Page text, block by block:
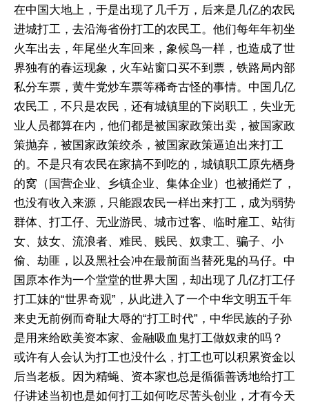
在中国大地上，于是出现了几千万，后来是几亿的农民
进城打工，去沿海省份打工的农民工。他们每年年初坐
火车出去，年尾坐火车回来，象候鸟一样，也造成了世
界独有的春运现象，火车站窗口买不到票，铁路局内部
私分车票，黄牛党炒车票等稀奇古怪的事情。中国几亿
农民工，不只是农民，还有城镇里的下岗职工，失业无
业人员都算在内，他们都是被国家政策出卖，被国家政
策抛弃，被国家政策绞杀，被国家政策逼迫出来打工
的。不是只有农民在家搞不到吃的，城镇职工原先栖身
的窝（国营企业、乡镇企业、集体企业）也被捅烂了，
也没有收入来源，只能跟农民一样出来打工，成为弱势
群体、打工仔、无业游民、城市过客、临时雇工、站街
女、妓女、流浪者、难民、贱民、奴隶工、骗子、小
偷、劫匪，以及黑社会冲在最前面当替死鬼的马仔。中
国原本作为一个堂堂的世界大国，却出现了几亿打工仔
打工妹的“世界奇观”，从此进入了一个中华文明五千年
来史无前例而奇耻大辱的“打工时代”，中华民族的子孙
是用来给欧美资本家、金融吸血鬼打工做奴隶的吗？
或许有人会认为打工也没什么，打工也可以积累资金以
后当老板。因为精蝇、资本家也总是循循善诱地给打工
仔讲述当初也是如何打工如何吃尽苦头创业，才有今天